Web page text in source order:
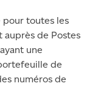
toutes les
de Postes
une
de
numéros de